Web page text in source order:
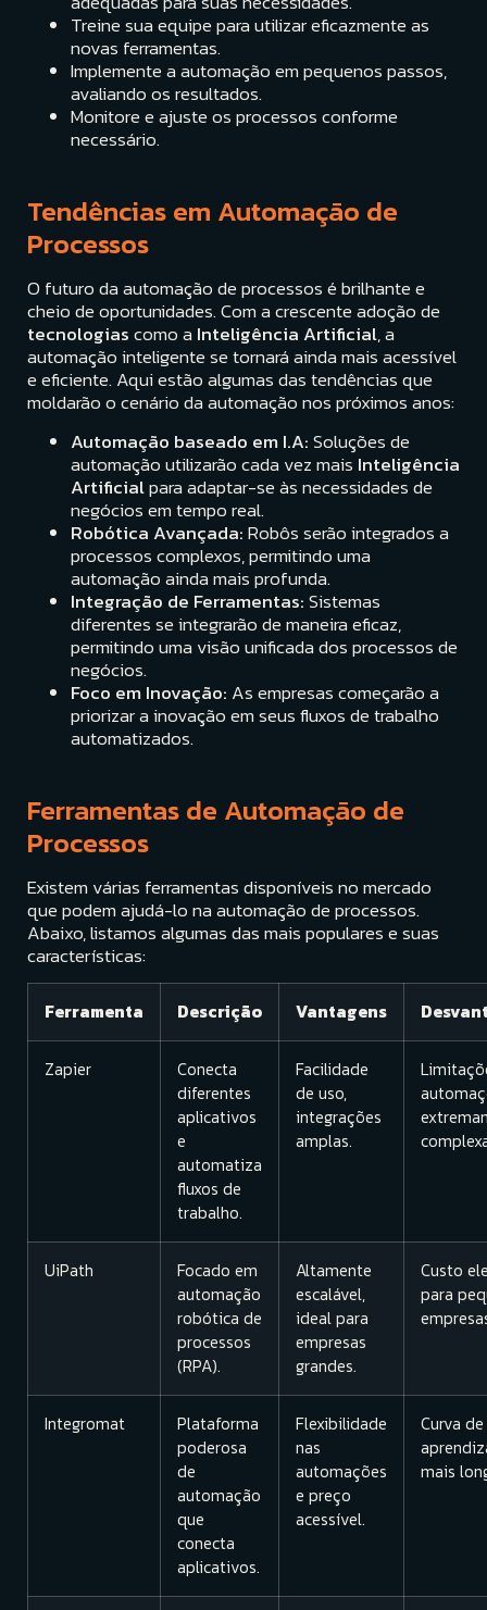
Treine sua equipe para utilizar eficazmente as
novas ferramentas.
Implemente a automação em pequenos passos,
avaliando os resultados.
Monitore e ajuste os processos conforme
necessário.
Tendências em Automação de
Processos
O futuro da automação de processos é brilhante e
cheio de oportunidades. Com a crescente adoção de
tecnologiascomo a Inteligência Artificial, a
automação inteligente se tornará ainda mais acessível
e eficiente. Aqui estão algumas das tendências que
moldarão o cenário da automação nos próximos anos:
Automação baseado em I.A:Soluções de
automação utilizarão cada vez mais Inteligência
Artificialpara adaptar-se às necessidades de
negócios em tempo real.
Robótica Avançada:Robôs serão integrados a
processos complexos, permitindo uma
automação ainda mais profunda.
Integração de Ferramentas:Sistemas
diferentes se integrarão de maneira eficaz,
permitindo uma visão unificada dos processos de
negócios.
Foco em Inovação: As empresas começarão a
priorizar a inovação em seus fluxos de trabalho
automatizados.
Ferramentas de Automação de
Processos
Existem várias ferramentas disponíveis no mercado
que podem ajudá-lo na automação de processos.
Abaixo, listamos algumas das mais populares e suas
características:
Ferramenta Descrição Vantagens
Zapier
Conecta
diferentes
aplicativos
e
automatiza
fluxos de
trabalho.
Facilidade
de uso,
integrações
amplas.
UiPath
Focado em
automação
robótica de
processos
(RPA).
Altamente
escalável,
ideal para
empresas
grandes.
Custo
para
Integromat
Plataforma
poderosa
de
automação
que
conecta
aplicativos.
Flexibilidade
nas
automações
e preço
acessível.
Curva de
mais